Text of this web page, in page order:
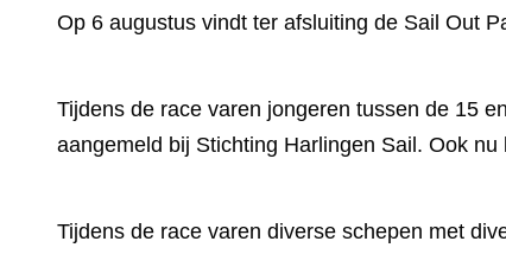
Op 6 augustus vindt ter afsluiting de Sail Out
Tijdens de race varen jongeren tussen de 15
aangemeld bij Stichting Harlingen Sail. Ook
Tijdens de race varen diverse schepen met